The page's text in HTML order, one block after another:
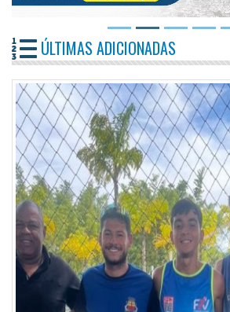
ÚLTIMAS ADICIONADAS